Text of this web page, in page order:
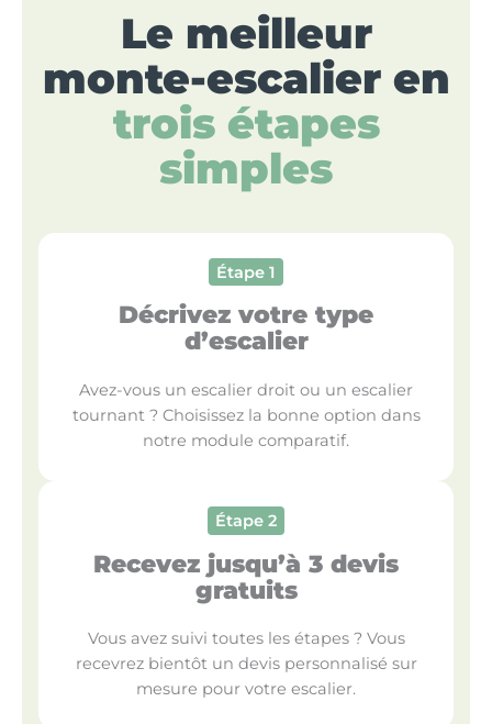
Le meilleur
monte-escalier en
trois étapes
simples
Étape 1
Décrivez votre type
d’escalier
Avez-vous un escalier droit ou un escalier
tournant ? Choisissez la bonne option dans
notre module comparatif.
Étape 2
Recevez jusqu’à 3 devis
gratuits
Vous avez suivi toutes les étapes ? Vous
recevrez bientôt un devis personnalisé sur
mesure pour votre escalier.